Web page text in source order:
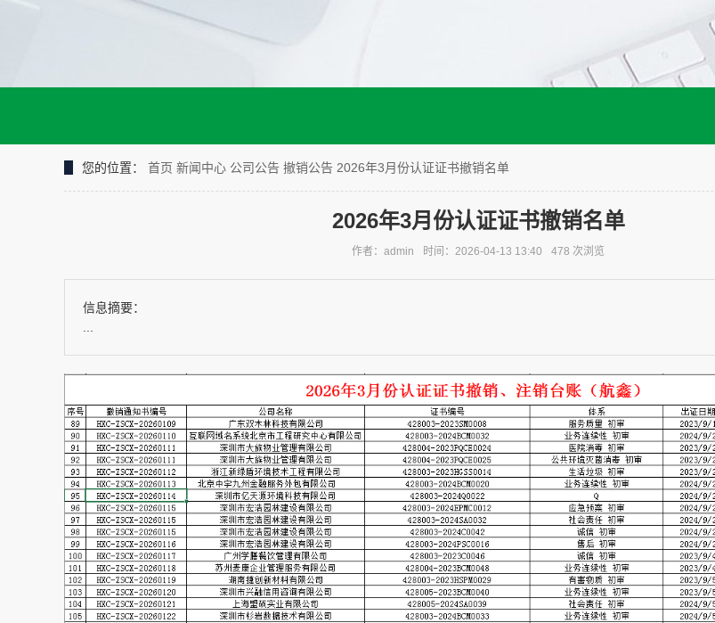
您的位置： 首页 新闻中心 公司公告 撤销公告 2026年3月份认证证书撤销名单
2026年3月份认证证书撤销名单
作者：admin 时间：2026-04-13 13:40 478 次浏览
信息摘要：